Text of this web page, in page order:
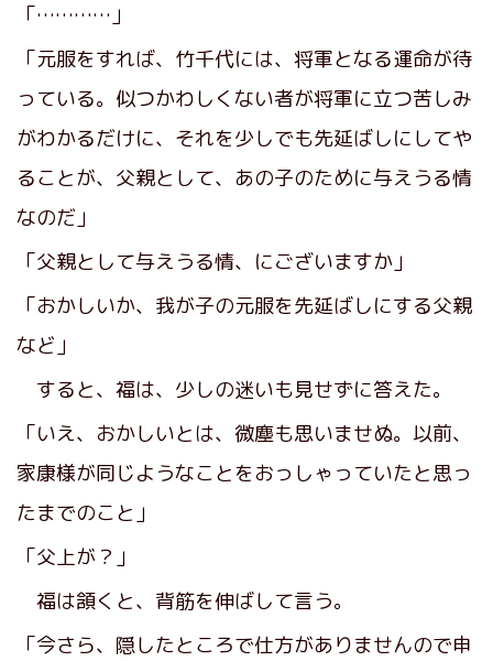
「…………」
「元服をすれば、竹千代には、将軍となる運命が待
っている。似つかわしくない者が将軍に立つ苦しみ
がわかるだけに、それを少しでも先延ばしにしてや
ることが、父親として、あの子のために与えうる情
なのだ」
「父親として与えうる情、にございますか」
「おかしいか、我が子の元服を先延ばしにする父親
など」
すると、福は、少しの迷いも見せずに答えた。
「いえ、おかしいとは、微塵も思いませぬ。以前、
家康様が同じようなことをおっしゃっていたと思っ
たまでのこと」
「父上が？」
福は頷くと、背筋を伸ばして言う。
「今さら、隠したところで仕方がありませんので申